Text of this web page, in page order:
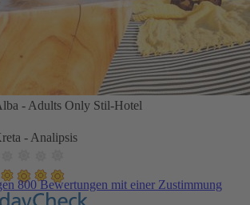
- Adults Only Stil-Hotel
- Analipsis
800 Bewertungen mit einer Zustimmung